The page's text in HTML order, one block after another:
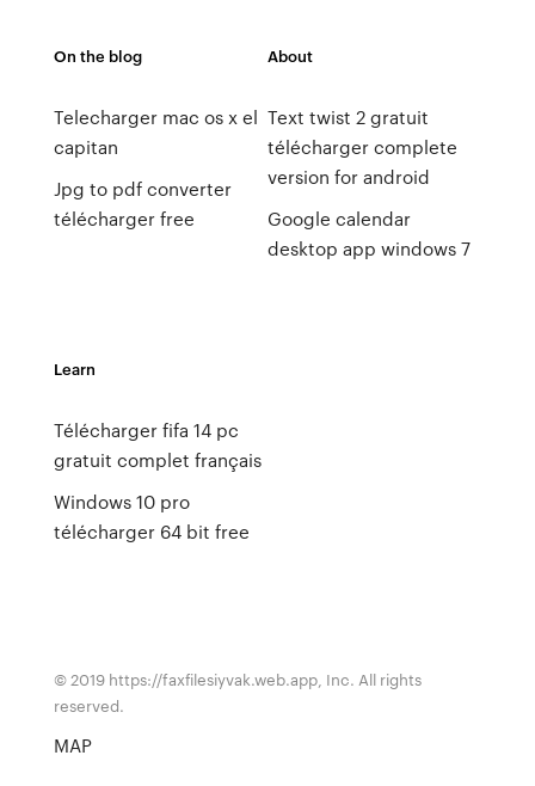
On the blog
Telecharger mac os x el
capitan
Jpg to pdf converter
télécharger free
About
Text twist 2 gratuit
télécharger complete
version for android
Google calendar
desktop app windows 7
Learn
Télécharger fifa 14 pc
gratuit complet français
Windows 10 pro
télécharger 64 bit free
© 2019 https://faxfilesiyvak.web.app, Inc. All rights
reserved.
MAP